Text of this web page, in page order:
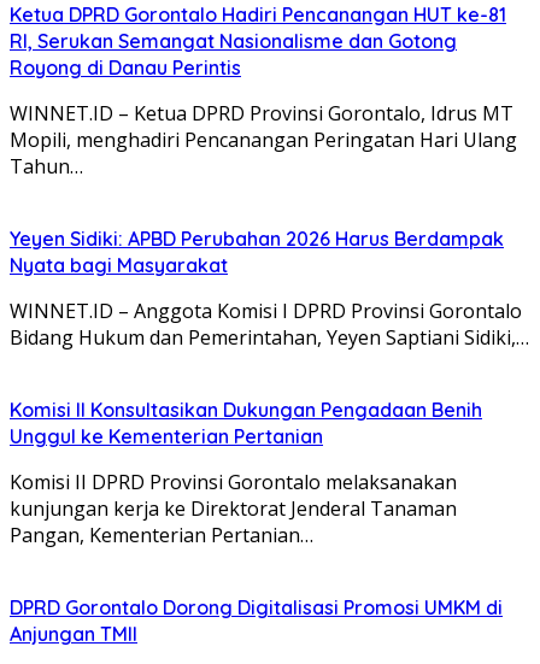
Ketua DPRD Gorontalo Hadiri Pencanangan HUT ke-81
RI, Serukan Semangat Nasionalisme dan Gotong
Royong di Danau Perintis
WINNET.ID – Ketua DPRD Provinsi Gorontalo, Idrus MT
Mopili, menghadiri Pencanangan Peringatan Hari Ulang
Tahun…
Yeyen Sidiki: APBD Perubahan 2026 Harus Berdampak
Nyata bagi Masyarakat
WINNET.ID – Anggota Komisi I DPRD Provinsi Gorontalo
Bidang Hukum dan Pemerintahan, Yeyen Saptiani Sidiki,…
Komisi II Konsultasikan Dukungan Pengadaan Benih
Unggul ke Kementerian Pertanian
Komisi II DPRD Provinsi Gorontalo melaksanakan
kunjungan kerja ke Direktorat Jenderal Tanaman
Pangan, Kementerian Pertanian…
DPRD Gorontalo Dorong Digitalisasi Promosi UMKM di
Anjungan TMII